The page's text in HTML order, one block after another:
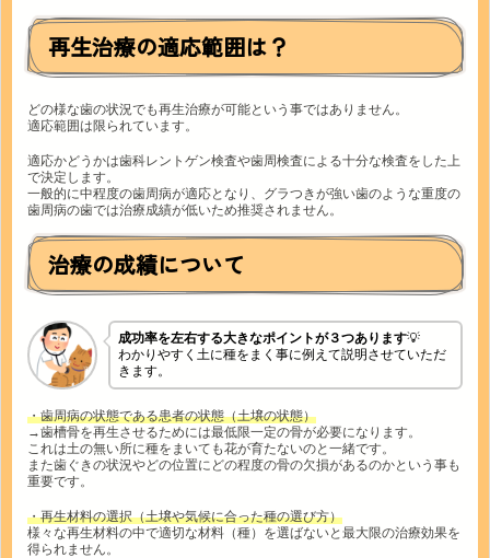
再生治療の適応範囲は？
どの様な歯の状況でも再生治療が可能という事ではありません。
適応範囲は限られています。
適応かどうかは歯科レントゲン検査や歯周検査による十分な検査をした上
で決定します。
一般的に中程度の歯周病が適応となり、グラつきが強い歯のような重度の
歯周病の歯では治療成績が低いため推奨されません。
治療の成績について
成功率を左右する大きなポイントが３つあります💡
わかりやすく土に種をまく事に例えて説明させていただ
きます。
・歯周病の状態である患者の状態（土壌の状態）
→歯槽骨を再生させるためには最低限一定の骨が必要になります。
これは土の無い所に種をまいても花が育たないのと一緒です。
また歯ぐきの状況やどの位置にどの程度の骨の欠損があるのかという事も
重要です。
・再生材料の選択（土壌や気候に合った種の選び方）
様々な再生材料の中で適切な材料（種）を選ばないと最大限の治療効果を
得られません。